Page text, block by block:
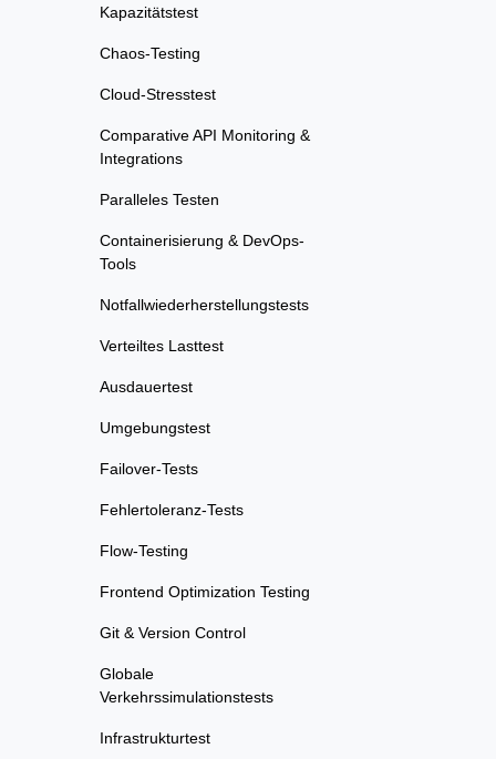
Kapazitätstest
Chaos-Testing
Cloud-Stresstest
Comparative API Monitoring &
Integrations
Paralleles Testen
Containerisierung & DevOps-
Tools
Notfallwiederherstellungstests
Verteiltes Lasttest
Ausdauertest
Umgebungstest
Failover-Tests
Fehlertoleranz-Tests
Flow-Testing
Frontend Optimization Testing
Git & Version Control
Globale
Verkehrssimulationstests
Infrastrukturtest